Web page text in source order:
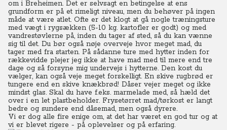
om i Breheimen. Det er selvsagt en betingelse at ens
grundform er på et rimeligt niveau, men du behøver på ingen
måde at være atlet. Ofte er det klogt at gå nogle træningsture
med vægt i rygsækken (5-10 kg. kartofler er godt) og med
vandrestøvlerne på, inden du tager af sted, så du kan vænne
sig til det. Du bør også nøje overveje hvor meget mad, du
tager med fra starten. På sådanne ture med hytter inden for
rækkevidde plejer jeg ikke at have mad med til mere end tre
dage og så forsyne mig undervejs i hytterne. Den kost du
vælger, kan også veje meget forskelligt. En skive rugbrød er
tungere end en skive knækbrød! Dåser vejer meget og ikke
mindst glas. Skal du have f.eks. marmelade med, så hæld det
over i en let plastbeholder. Frysetørret mad/tørkost er langt
bedre og sundere end dåsemad, men også dyrere.
Vi er dog alle fire enige om, at det har været en god tur og at
vi er blevet rigere - på oplevelser og på erfaring.